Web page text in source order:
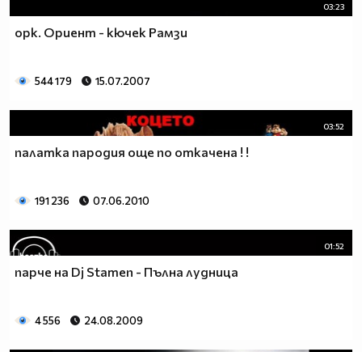
03:23
орк. Ориент - кючек Рамзи
544 179 15.07.2007
03:52
палатка пародия още по откачена ! !
191 236 07.06.2010
01:52
парче на Dj Stamen - Пълна лудница
4 556 24.08.2009